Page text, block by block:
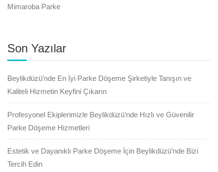
Mimaroba Parke
Son Yazılar
Beylikdüzü’nde En İyi Parke Döşeme Şirketiyle Tanışın ve
Kaliteli Hizmetin Keyfini Çıkarın
Profesyonel Ekiplerimizle Beylikdüzü’nde Hızlı ve Güvenilir
Parke Döşeme Hizmetleri
Estetik ve Dayanıklı Parke Döşeme İçin Beylikdüzü’nde Bizi
Tercih Edin